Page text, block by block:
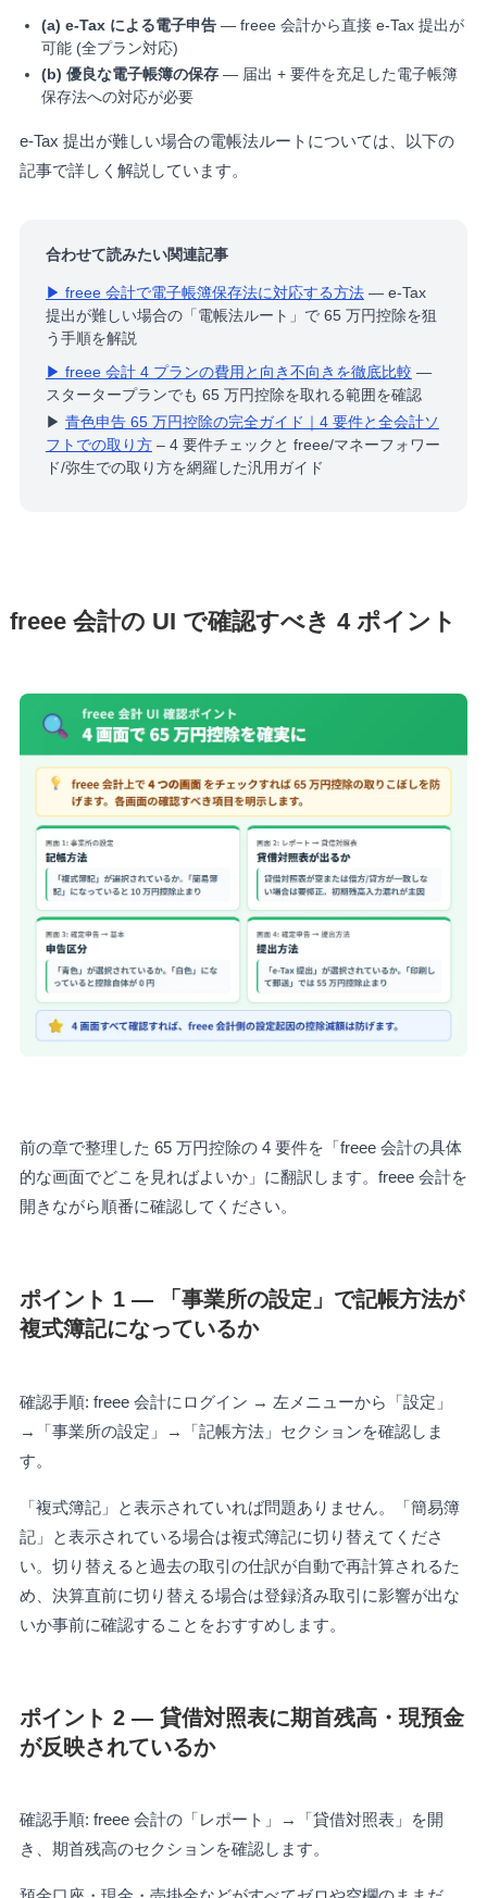
(a) e-Tax による電子申告— freee 会計から直接 e-Tax 提出が
可能 (全プラン対応)
(b) 優良な電子帳簿の保存— 届出 + 要件を充足した電子帳簿
保存法への対応が必要
e-Tax 提出が難しい場合の電帳法ルートについては、以下の
記事で詳しく解説しています。
合わせて読みたい関連記事
▶ freee 会計で電子帳簿保存法に対応する方法— e-Tax
提出が難しい場合の「電帳法ルート」で 65 万円控除を狙
う手順を解説
▶ freee 会計 4 プランの費用と向き不向きを徹底比較 —
スタータープランでも 65 万円控除を取れる範囲を確認
▶ 青色申告 65 万円控除の完全ガイド｜4 要件と全会計ソ
フトでの取り方– 4 要件チェックと freee/マネーフォワー
ド/弥生での取り方を網羅した汎用ガイド
freee 会計の UI で確認すべき 4 ポイント
前の章で整理した 65 万円控除の 4 要件を「freee 会計の具体
的な画面でどこを見ればよいか」に翻訳します。freee 会計を
開きながら順番に確認してください。
ポイント 1 — 「事業所の設定」で記帳方法が
複式簿記になっているか
確認手順: freee 会計にログイン → 左メニューから「設定」
→「事業所の設定」→「記帳方法」セクションを確認しま
す。
「複式簿記」と表示されていれば問題ありません。「簡易簿
記」と表示されている場合は複式簿記に切り替えてくださ
い。切り替えると過去の取引の仕訳が自動で再計算されるた
め、決算直前に切り替える場合は登録済み取引に影響が出な
いか事前に確認することをおすすめします。
ポイント 2 — 貸借対照表に期首残高・現預金
が反映されているか
確認手順: freee 会計の「レポート」→「貸借対照表」を開
き、期首残高のセクションを確認します。